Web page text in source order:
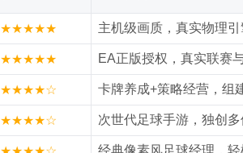
★★★★★ 主机级画质，真实物理
★★★★★ EA正版授权，真实联赛
★★★★☆ 卡牌养成+策略经营，组
★★★★☆ 次世代足球手游，独创
经典像素风足球经理，